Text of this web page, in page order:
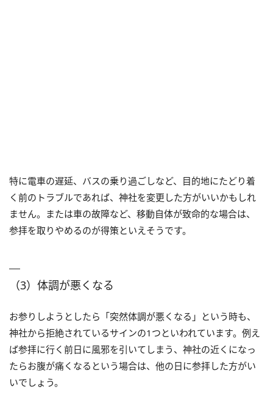
特に電車の遅延、バスの乗り過ごしなど、目的地にたどり着
く前のトラブルであれば、神社を変更した方がいいかもしれ
ません。または車の故障など、移動自体が致命的な場合は、
参拝を取りやめるのが得策といえそうです。
（3）体調が悪くなる
お参りしようとしたら「突然体調が悪くなる」という時も、
神社から拒絶されているサインの1つといわれています。例え
ば参拝に行く前日に風邪を引いてしまう、神社の近くになっ
たらお腹が痛くなるという場合は、他の日に参拝した方がい
いでしょう。